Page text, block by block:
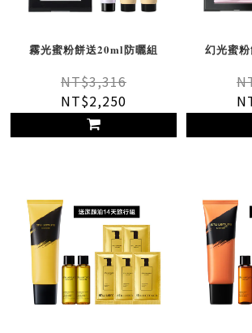
霧光蜜粉餅送20ml防曬組
NT$3,316
NT$2,250
幻光蜜